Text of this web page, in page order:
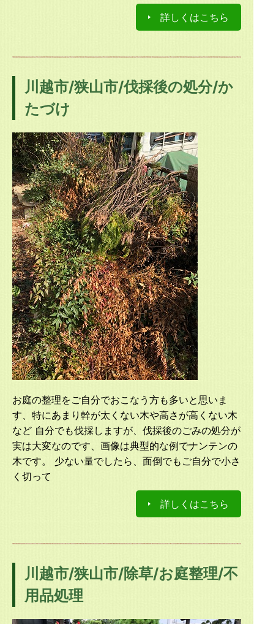
詳しくはこちら
川越市/狭山市/伐採後の処分/か
たづけ
お庭の整理をご自分でおこなう方も多いと思いま
す、特にあまり幹が太くない木や高さが高くない木
など 自分でも伐採しますが、伐採後のごみの処分が
実は大変なのです、画像は典型的な例でナンテンの
木です。 少ない量でしたら、面倒でもご自分で小さ
く切って
詳しくはこちら
川越市/狭山市/除草/お庭整理/不
用品処理